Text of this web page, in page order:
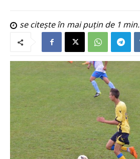
se citește în mai puțin de 1 min.